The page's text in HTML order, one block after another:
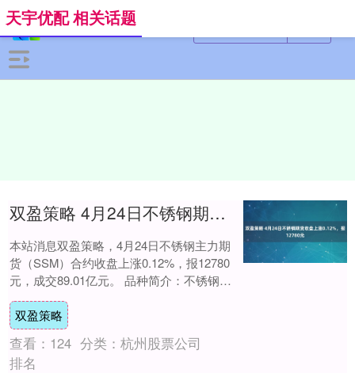
天宇优配 相关话题
双盈策略 4月24日不锈钢期货收盘上涨0.12%，报12780元
本站消息双盈策略，4月24日不锈钢主力期
货（SSM）合约收盘上涨0.12%，报12780
元，成交89.01亿元。 品种简介：不锈钢期
货是在上海期货交易所（SHF....
双盈策略
查看： 124 分类： 杭州股票公司
排名